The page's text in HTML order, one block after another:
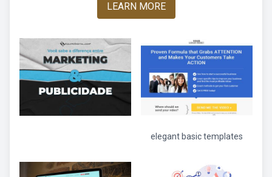
LEARN MORE
elegant basic templates